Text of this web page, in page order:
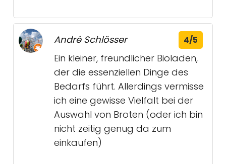
André Schlösser 4/5
Ein kleiner, freundlicher Bioladen,
der die essenziellen Dinge des
Bedarfs führt. Allerdings vermisse
ich eine gewisse Vielfalt bei der
Auswahl von Broten (oder ich bin
nicht zeitig genug da zum
einkaufen)